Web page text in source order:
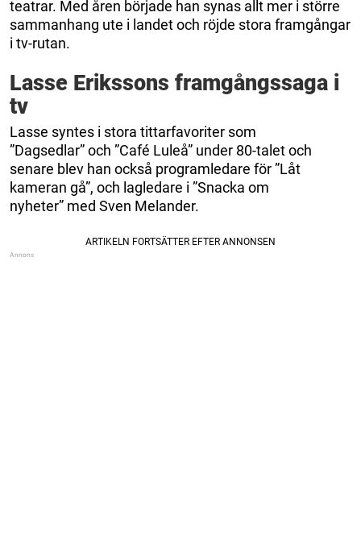
teatrar. Med åren började han synas allt mer i större
sammanhang ute i landet och röjde stora framgångar
i tv-rutan.
Lasse Erikssons framgångssaga i
tv
Lasse syntes i stora tittarfavoriter som
”Dagsedlar” och ”Café Luleå” under 80-talet och
senare blev han också programledare för ”Låt
kameran gå”, och lagledare i ”Snacka om
nyheter” med Sven Melander.